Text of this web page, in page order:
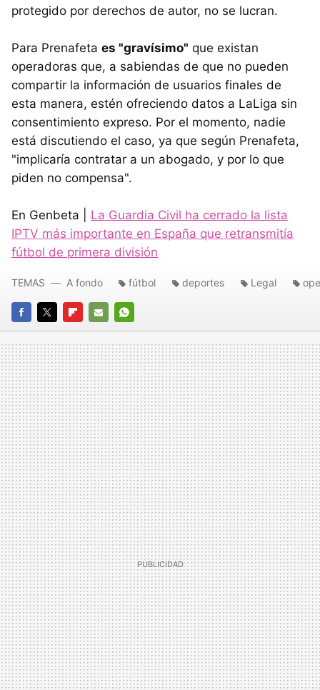
protegido por derechos de autor, no se lucran.
Para Prenafeta es "gravísimo" que existan
operadoras que, a sabiendas de que no pueden
compartir la información de usuarios finales de
esta manera, estén ofreciendo datos a LaLiga sin
consentimiento expreso. Por el momento, nadie
está discutiendo el caso, ya que según Prenafeta,
"implicaría contratar a un abogado, y por lo que
piden no compensa".
En Genbeta | La Guardia Civil ha cerrado la lista
IPTV más importante en España que retransmitía
fútbol de primera división
FACEBOOK
TWITTERFLIPBOARD
E-
MAIL
WHATSAPP
TEMAS A fondo fútbol deportes Legal